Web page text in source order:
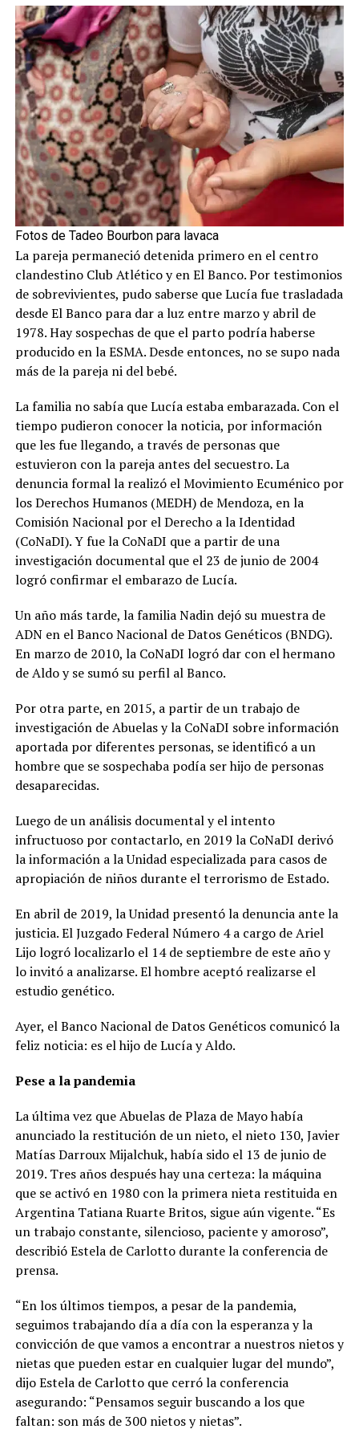
Fotos de Tadeo Bourbon para lavaca
La pareja permaneció detenida primero en el centro
clandestino Club Atlético y en El Banco. Por testimonios
de sobrevivientes, pudo saberse que Lucía fue trasladada
desde El Banco para dar a luz entre marzo y abril de
1978. Hay sospechas de que el parto podría haberse
producido en la ESMA. Desde entonces, no se supo nada
más de la pareja ni del bebé.
La familia no sabía que Lucía estaba embarazada. Con el
tiempo pudieron conocer la noticia, por información
que les fue llegando, a través de personas que
estuvieron con la pareja antes del secuestro. La
denuncia formal la realizó el Movimiento Ecuménico por
los Derechos Humanos (MEDH) de Mendoza, en la
Comisión Nacional por el Derecho a la Identidad
(CoNaDI). Y fue la CoNaDI que a partir de una
investigación documental que el 23 de junio de 2004
logró confirmar el embarazo de Lucía.
Un año más tarde, la familia Nadin dejó su muestra de
ADN en el Banco Nacional de Datos Genéticos (BNDG).
En marzo de 2010, la CoNaDI logró dar con el hermano
de Aldo y se sumó su perfil al Banco.
Por otra parte, en 2015, a partir de un trabajo de
investigación de Abuelas y la CoNaDI sobre información
aportada por diferentes personas, se identificó a un
hombre que se sospechaba podía ser hijo de personas
desaparecidas.
Luego de un análisis documental y el intento
infructuoso por contactarlo, en 2019 la CoNaDI derivó
la información a la Unidad especializada para casos de
apropiación de niños durante el terrorismo de Estado.
En abril de 2019, la Unidad presentó la denuncia ante la
justicia. El Juzgado Federal Número 4 a cargo de Ariel
Lijo logró localizarlo el 14 de septiembre de este año y
lo invitó a analizarse. El hombre aceptó realizarse el
estudio genético.
Ayer, el Banco Nacional de Datos Genéticos comunicó la
feliz noticia: es el hijo de Lucía y Aldo.
Pese a la pandemia
La última vez que Abuelas de Plaza de Mayo había
anunciado la restitución de un nieto, el nieto 130, Javier
Matías Darroux Mijalchuk, había sido el 13 de junio de
2019. Tres años después hay una certeza: la máquina
que se activó en 1980 con la primera nieta restituida en
Argentina Tatiana Ruarte Britos, sigue aún vigente. “Es
un trabajo constante, silencioso, paciente y amoroso”,
describió Estela de Carlotto durante la conferencia de
prensa.
“En los últimos tiempos, a pesar de la pandemia,
seguimos trabajando día a día con la esperanza y la
convicción de que vamos a encontrar a nuestros nietos y
nietas que pueden estar en cualquier lugar del mundo”,
dijo Estela de Carlotto que cerró la conferencia
asegurando: “Pensamos seguir buscando a los que
faltan: son más de 300 nietos y nietas”.